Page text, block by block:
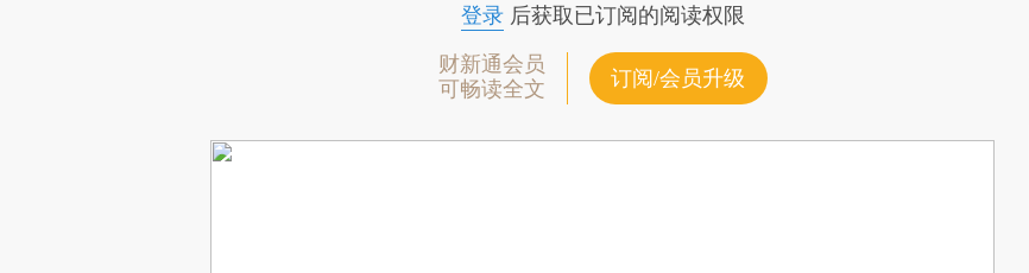
登录后获取已订阅的阅读权限
财新通会员
可畅读全文
订阅/会员升级